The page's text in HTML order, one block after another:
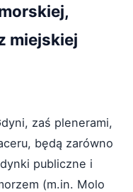
miejskiej
zaś plenerami,
będą zarówno
publiczne i
(m.in. Molo